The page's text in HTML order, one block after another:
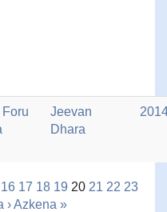
Jeevan
Dhara
16 17 18 19 20 21 22 23
› Azkena »